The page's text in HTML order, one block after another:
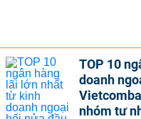
TOP 10
doanh
nhóm tư